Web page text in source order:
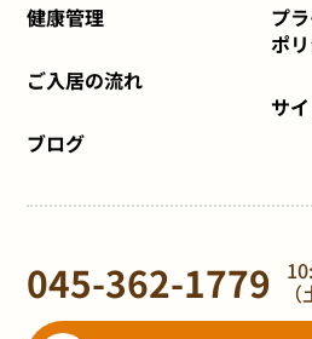
健康管理
ご入居の流れ
ブログ
プ
ポ
サ
045-362-1779